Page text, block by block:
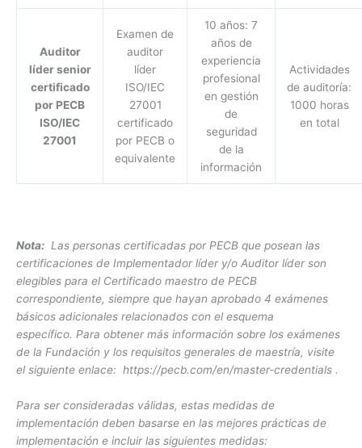
Auditor
líder senior
certificado
por PECB
ISO/IEC
27001
Examen de
auditor
líder
ISO/IEC
27001
certificado
por PECB o
equivalente
10 años: 7
años de
experiencia
profesional
en gestión
de
seguridad
de la
información
Actividades
de auditoría:
1000 horas
en total
Nota: Las personas certificadas por PECB que posean las
certificaciones de Implementador líder y/o Auditor líder son
elegibles para el Certificado maestro de PECB
correspondiente, siempre que hayan aprobado 4 exámenes
básicos adicionales relacionados con el esquema
específico. Para obtener más información sobre los exámenes
de la Fundación y los requisitos generales de maestría, visite
el siguiente enlace: https://pecb.com/en/master-credentials .
Para ser consideradas válidas, estas medidas de
implementación deben basarse en las mejores prácticas de
implementación e incluir las siguientes medidas: